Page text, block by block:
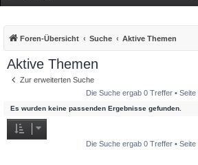
Foren-Übersicht Suche Aktive Themen
Aktive Themen
Zur erweiterten Suche
Die Suche ergab 0 Treffer • Seite
Es wurden keine passenden Ergebnisse gefunden.
Die Suche ergab 0 Treffer • Seite